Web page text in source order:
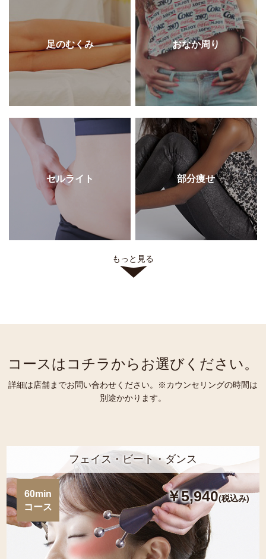
足のむくみ おなか周り
セルライト 部分痩せ
もっと見る
コースはコチラからお選びください。
詳細は店舗までお問い合わせください。※カウンセリングの時間は
別途かかります。
フェイス・ビート・ダンス
60min
コース
￥5,940(税込み)